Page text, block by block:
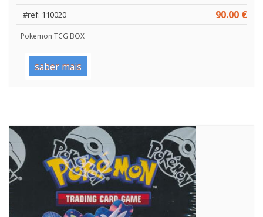
90.00 €
#ref: 110020
Pokemon TCG BOX
saber mais